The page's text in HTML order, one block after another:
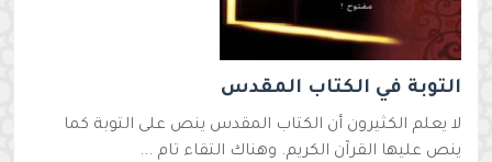
التوبة في الكتاب المقدس
لا يعلم الكثيرون أن الكتاب المقدس ينص على التوبة كما
ينص عليها القرآن الكريم. وهناك التقاء تام ...